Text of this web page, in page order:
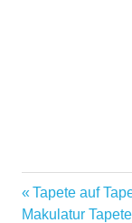
tapeten
untergrund
Vorheriger
Beitrag:
Tapete auf
Nächster
Makulatur